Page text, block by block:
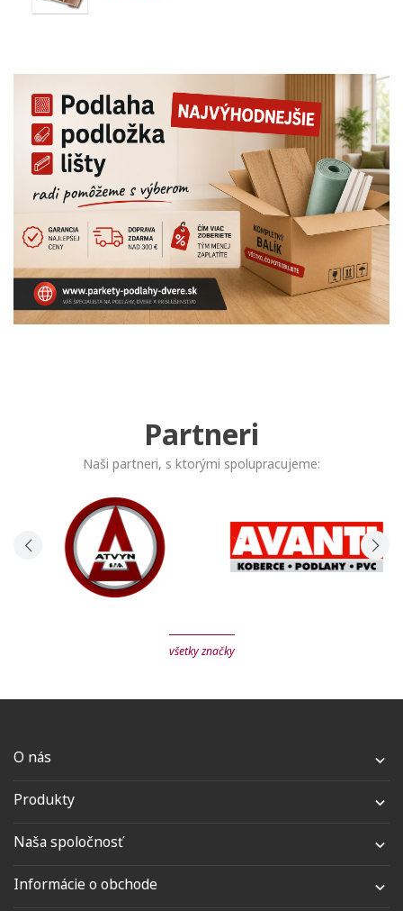
Partneri
Naši partneri, s ktorými spolupracujeme:
všetky značky
O nás 
Produkty 
Naša spoločnosť 
Informácie o obchode 